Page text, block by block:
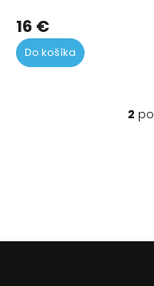
16 €
Do košíka
2